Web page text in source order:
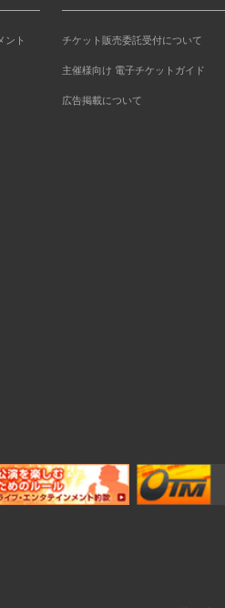
ント チケット販売委託受付について
主催様向け 電子チケットガイド
広告掲載について